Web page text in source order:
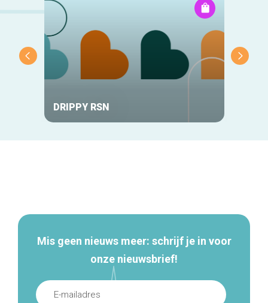
DRIPPY RSN
Mis geen nieuws meer: schrijf je in voor
onze nieuwsbrief!